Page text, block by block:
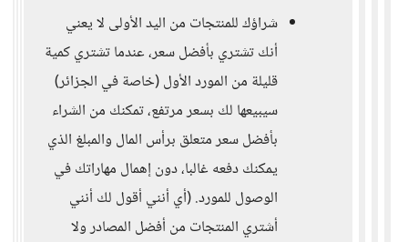
شراؤك للمنتجات من اليد الأولى لا يعني
أنك تشتري بأفضل سعر، عندما تشتري كمية
قليلة من المورد الأول (خاصة في الجزائر)
سيبيعها لك بسعر مرتفع، تمكنك من الشراء
بأفضل سعر متعلق برأس المال والمبلغ الذي
يمكنك دفعه غالبا، دون إهمال مهاراتك في
الوصول للمورد. (أي أنني أقول لك أنني
أشتري المنتجات من أفضل المصادر ولا